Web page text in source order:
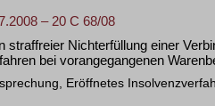
– 20 C 68/08
straffreier Nichterfüllung einer
bei vorangegangenen
Eröffnetes